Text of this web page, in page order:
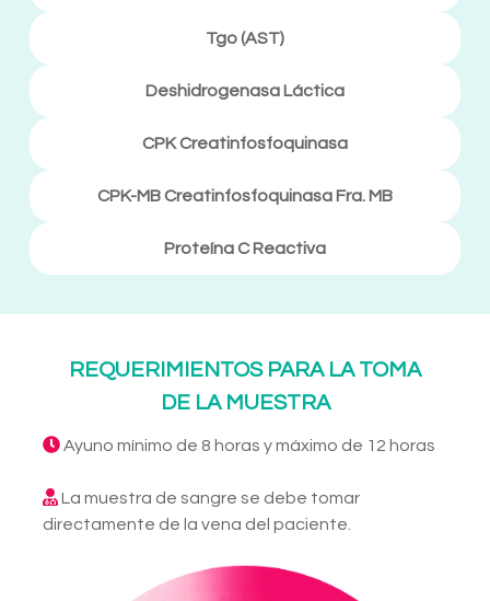
Tgo (AST)
Deshidrogenasa Láctica
CPK Creatinfosfoquinasa
CPK-MB Creatinfosfoquinasa Fra. MB
Proteína C Reactiva
REQUERIMIENTOS PARA LA TOMA
DE LA MUESTRA
Ayuno mínimo de 8 horas y máximo de 12 horas
La muestra de sangre se debe tomar
directamente de la vena del paciente.